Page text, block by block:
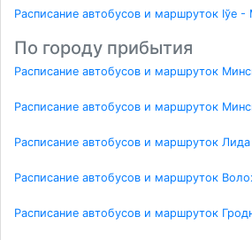
Расписание автобусов и маршруток Іўе -
По городу прибытия
Расписание автобусов и маршруток
Расписание автобусов и маршруток
Расписание автобусов и маршруток Лида
Расписание автобусов и маршруток
Расписание автобусов и маршруток